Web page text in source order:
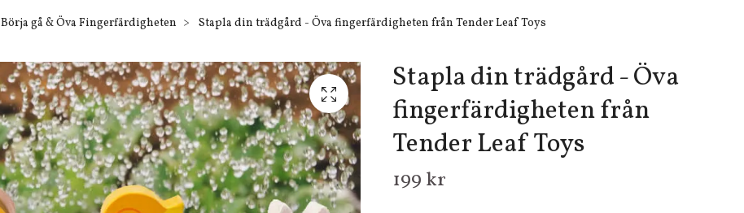
Börja gå & Öva Fingerfärdigheten Stapla din trädgård - Öva fingerfärdigheten från Tender Leaf Toys
Stapla din trädgård - Öva
fingerfärdigheten från
Tender Leaf Toys
199 kr